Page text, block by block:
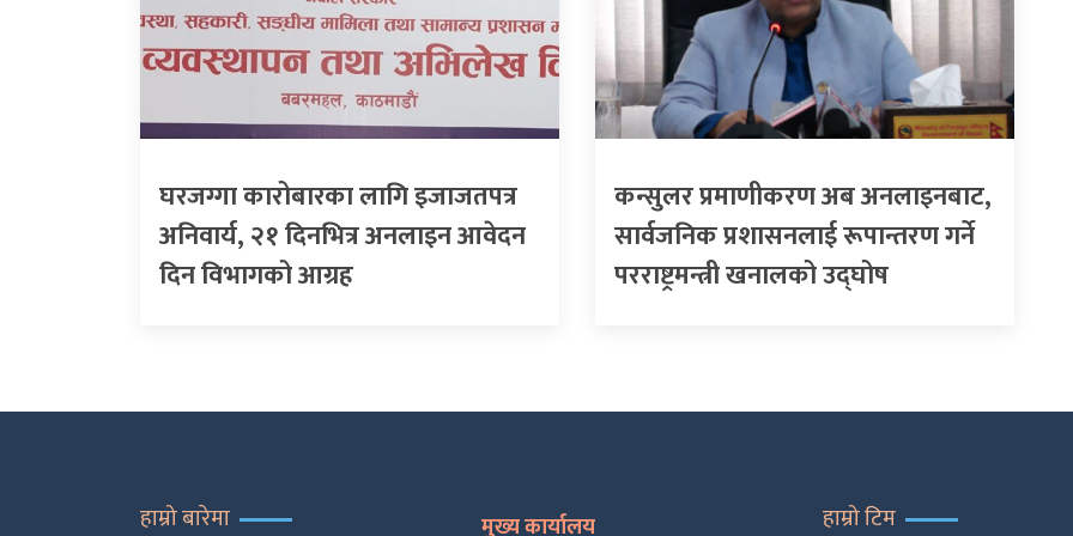
घरजग्गा कारोबारका लागि इजाजतपत्र
अनिवार्य, २१ दिनभित्र अनलाइन आवेदन
दिन विभागको आग्रह
कन्सुलर प्रमाणीकरण अब अनलाइनबाट,
सार्वजनिक प्रशासनलाई रूपान्तरण गर्ने
परराष्ट्रमन्त्री खनालको उद्घोष
हाम्रो बारेमा मुख्य कार्यालय हाम्रो टिम